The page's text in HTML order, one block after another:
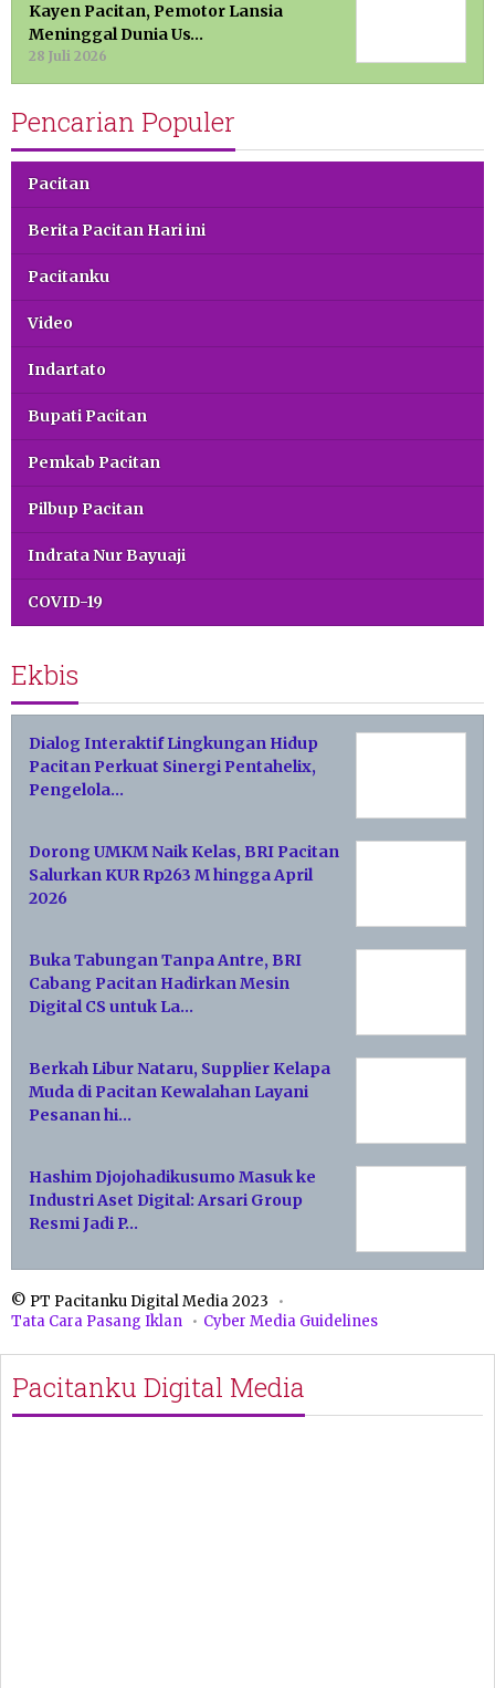
Kayen Pacitan, Pemotor Lansia
Meninggal Dunia Us…
28 Juli 2026
Pencarian Populer
Pacitan
Berita Pacitan Hari ini
Pacitanku
Video
Indartato
Bupati Pacitan
Pemkab Pacitan
Pilbup Pacitan
Indrata Nur Bayuaji
COVID-19
Ekbis
Dialog Interaktif Lingkungan Hidup
Pacitan Perkuat Sinergi Pentahelix,
Pengelola…
Dorong UMKM Naik Kelas, BRI Pacitan
Salurkan KUR Rp263 M hingga April
2026
Buka Tabungan Tanpa Antre, BRI
Cabang Pacitan Hadirkan Mesin
Digital CS untuk La…
Berkah Libur Nataru, Supplier Kelapa
Muda di Pacitan Kewalahan Layani
Pesanan hi…
Hashim Djojohadikusumo Masuk ke
Industri Aset Digital: Arsari Group
Resmi Jadi P…
© PT Pacitanku Digital Media 2023
Tata Cara Pasang Iklan
Cyber Media Guidelines
Pacitanku Digital Media